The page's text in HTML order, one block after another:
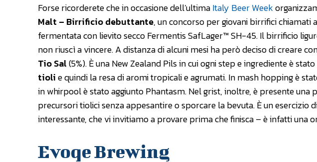
Forse ricorderete che in occasione dell’ultimaItaly Beer Week
Malt – Birrificio debuttante, un concorso per giovani birrifici
fermentata con lievito secco Fermentis SafLager™ SH-45. Il birrificio
non riuscì a vincere. A distanza di alcuni mesi ha però deciso di creare
Tio Sal(5%). È una New Zealand Pils in cui ogni step e ingrediente è
tiolie quindi la resa di aromi tropicali e agrumati. In mash hopping è
in whirpool è stato aggiunto Phantasm. Nel grist, inoltre, è presente una
precursori tiolici senza appesantire o sporcare la bevuta. È un esercizio
interessante, che vi invitiamo a provare prima che finisca – è infatti una
Evoqe Brewing